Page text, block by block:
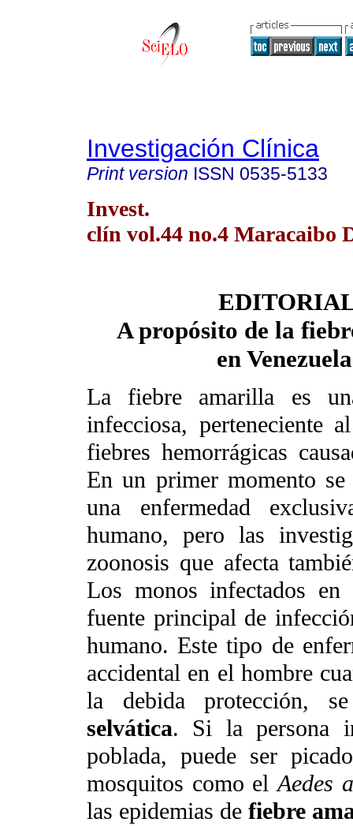
Investigación Clínica
Print version ISSN 0535-5133
Invest.
clín vol.44 no.4 Maracaibo
A propósito de la
en
La fiebre amarilla es
infecciosa, perteneciente
fiebres hemorrágicas
En un primer momento
una enfermedad
humano, pero las
zoonosis que afecta
Los monos infectados
fuente principal de
humano. Este tipo de
accidental en el hombre
la debida protección,
selvática. Si la persona
poblada, puede ser
mosquitos como elAedes
las epidemias de fiebre